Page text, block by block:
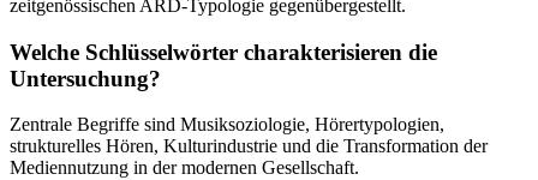
zeitgenössischen ARD-Typologie gegenübergestellt.
Welche Schlüsselwörter charakterisieren die
Untersuchung?
Zentrale Begriffe sind Musiksoziologie, Hörertypologien,
strukturelles Hören, Kulturindustrie und die Transformation der
Mediennutzung in der modernen Gesellschaft.